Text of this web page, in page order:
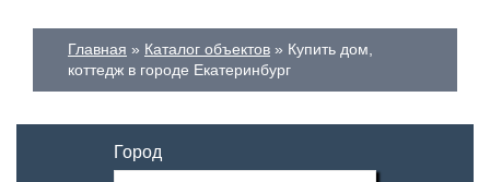
Главная Каталог объектов
Купить дом,
коттедж в городе Екатеринбург
Город